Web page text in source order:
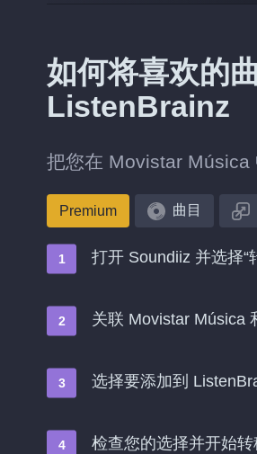
如何将喜欢的
ListenBrainz
把您在 Movistar Música
Premium 曲目
打开 Soundiiz 并选择“
关联 Movistar Música
选择要添加到
检查您的选择并开始转